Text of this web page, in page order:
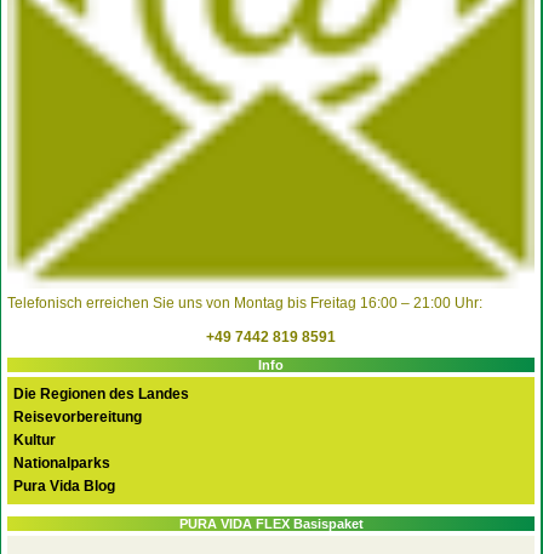
Telefonisch erreichen Sie uns von Montag bis Freitag 16:00 – 21:00 Uhr:
+49 7442 819 8591
Info
Die Regionen des Landes
Reisevorbereitung
Kultur
Nationalparks
Pura Vida Blog
PURA VIDA FLEX Basispaket